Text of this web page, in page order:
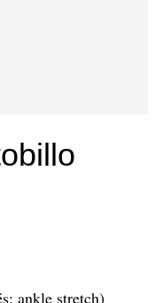
ankle stretch)